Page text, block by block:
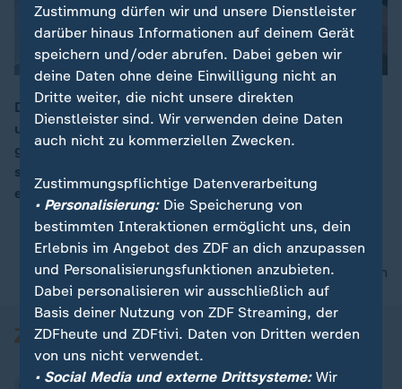
00:16
Die europäische Weltraumorganisation will den Jupiter
und seine Eismonde Ganymed, Callisto und Europa
genauer erforschen. Besondere Messinstrumente
sollen unter anderem herausfinden, ob unter der
eisigen Oberfläche der Monde Leben möglich wäre.
nach oben
Zustimmung dürfen wir und unsere Dienstleister
darüber hinaus Informationen auf deinem Gerät
speichern und/oder abrufen. Dabei geben wir
deine Daten ohne deine Einwilligung nicht an
Dritte weiter, die nicht unsere direkten
Dienstleister sind. Wir verwenden deine Daten
auch nicht zu kommerziellen Zwecken.
Zustimmungspflichtige Datenverarbeitung
• Personalisierung:Die Speicherung von
bestimmten Interaktionen ermöglicht uns, dein
Erlebnis im Angebot des ZDF an dich anzupassen
und Personalisierungsfunktionen anzubieten.
Dabei personalisieren wir ausschließlich auf
Basis deiner Nutzung von ZDF Streaming, der
ZDFheute und ZDFtivi. Daten von Dritten werden
von uns nicht verwendet.
• Social Media und externe Drittsysteme:Wir